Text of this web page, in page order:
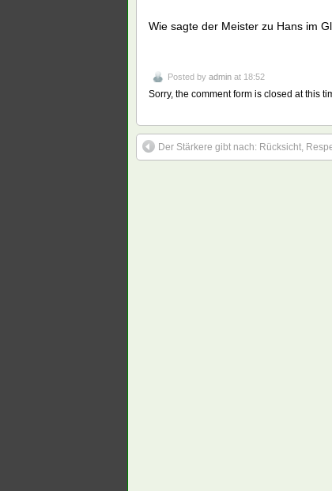
Wie sagte der Meister zu Hans im
Posted by admin at 18:52
Sorry, the comment form is closed at this
Der Stärkere gibt nach: Rücksicht,